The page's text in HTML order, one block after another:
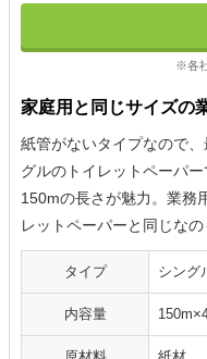
※各
家庭用と同じサイズの
紙管がないタイプなので
グルのトイレットペーパ
150mの長さが魅力。業務
レットペーパーと同じなの
タイプ シング
内容量